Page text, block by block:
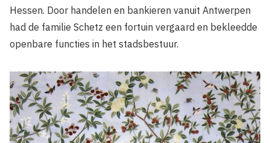
Hessen. Door handelen en bankieren vanuit Antwerpen
had de familie Schetz een fortuin vergaard en bekleedde
openbare functies in het stadsbestuur.